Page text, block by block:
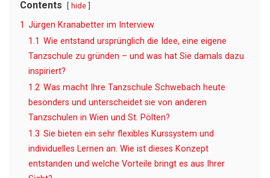
Contents hide
1 Jürgen Kranabetter im Interview
1.1 Wie entstand ursprünglich die Idee, eine eigene
Tanzschule zu gründen – und was hat Sie damals dazu
inspiriert?
1.2 Was macht Ihre Tanzschule Schwebach heute
besonders und unterscheidet sie von anderen
Tanzschulen in Wien und St. Pölten?
1.3 Sie bieten ein sehr flexibles Kurssystem und
individuelles Lernen an. Wie ist dieses Konzept
entstanden und welche Vorteile bringt es aus Ihrer